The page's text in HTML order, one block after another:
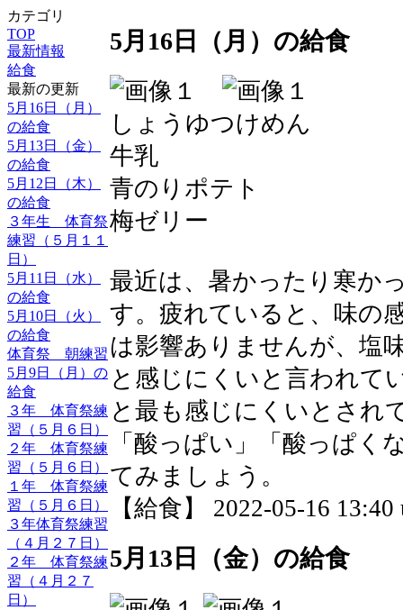
カテゴリ
TOP
最新情報
給食
最新の更新
5月16日（月）
の給食
5月13日（金）
の給食
5月12日（木）
の給食
３年生 体育祭
練習（５月１１
日）
5月11日（水）
の給食
5月10日（火）
の給食
体育祭 朝練習
5月9日（月）の
給食
３年 体育祭練
習（５月６日）
２年 体育祭練
習（５月６日）
１年 体育祭練
習（５月６日）
３年体育祭練習
（４月２７日）
２年 体育祭練
習（４月２７
日）
5月16日（月）の給食
しょうゆつけめん
牛乳
青のりポテト
梅ゼリー
最近は、暑かったり寒か
す。疲れていると、味の
は影響ありませんが、塩
と感じにくいと言われて
と最も感じにくいとされ
「酸っぱい」「酸っぱく
てみましょう。
【給食】 2022-05-16 13:40
5月13日（金）の給食